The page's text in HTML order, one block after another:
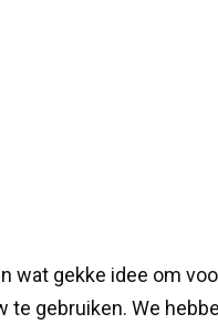
wat gekke idee om
te gebruiken. We